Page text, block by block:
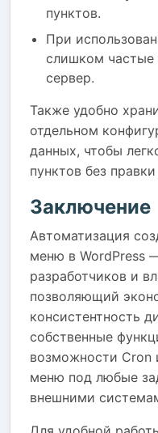
пунктов.
При
слишком частые
сервер.
Также удобно
отдельном
данных, чтобы
пунктов без
Заключение
Автоматизация
меню в WordPress
разработчиков и
позволяющий
консистентность
собственные
возможности Cron
меню под любые
внешними